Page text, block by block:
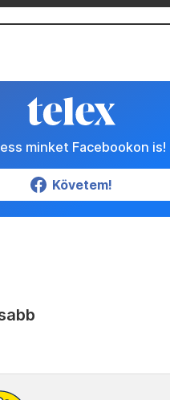
minket Facebookon is!
Követem!